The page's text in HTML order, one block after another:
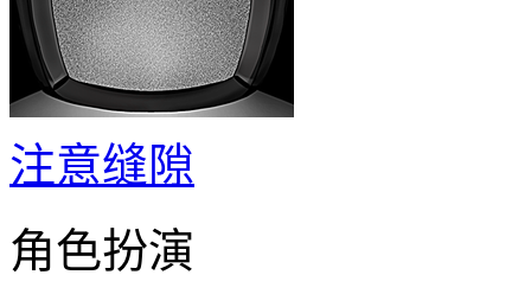
注意缝隙
角色扮演